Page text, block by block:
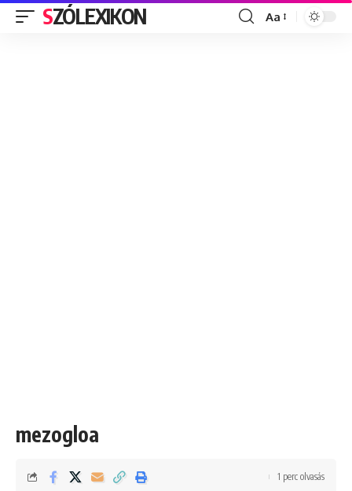
SZÓLEXIKON
Font
Aa
mezogloa
1 perc olvasás